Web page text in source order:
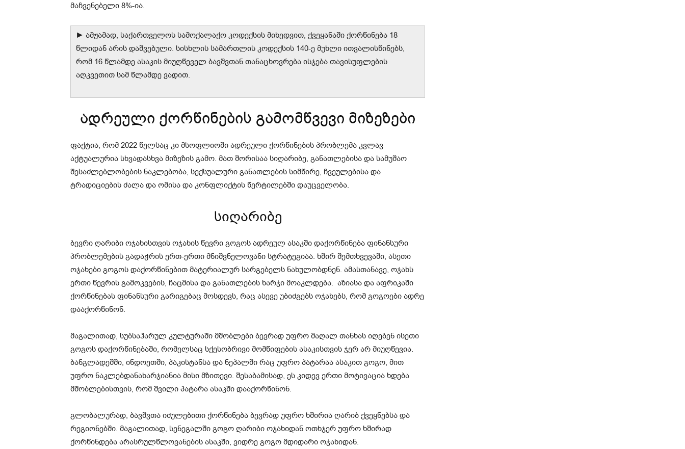
მაჩვენებელი 8%-ია.
► ამჟამად, საქართველოს სამოქალაქო კოდექსის მიხედვით, ქვეყანაში ქორწინება 18
წლიდან არის დაშვებული. სისხლის სამართლის კოდექსის 140-ე მუხლი ითვალისწინებს,
რომ 16 წლამდე ასაკის მიუღწეველ ბავშვთან თანაცხოვრება ისჯება თავისუფლების
აღკვეთით სამ წლამდე ვადით.
ადრეული ქორწინების გამომწვევი მიზეზები
ფაქტია, რომ 2022 წელსაც კი მსოფლიოში ადრეული ქორწინების პრობლემა კვლავ
აქტუალურია სხვადასხვა მიზეზის გამო. მათ შორისაა სიღარიბე, განათლებისა და სამუშაო
შესაძლებლობების ნაკლებობა, სექსუალური განათლების სიმწირე, ჩვეულებისა და
ტრადიციების ძალა და ომისა და კონფლიქტის წერტილებში დაუცველობა.
სიღარიბე
ბევრი ღარიბი ოჯახისთვის ოჯახის წევრი გოგოს ადრეულ ასაკში დაქორწინება ფინანსური
პრობლემების გადაჭრის ერთ-ერთი მნიშვნელოვანი სტრატეგიაა. ხშირ შემთხვევაში, ასეთი
ოჯახები გოგოს დაქორწინებით მატერიალურ სარგებელს ნახულობდნენ. ამასთანავე, ოჯახს
ერთი წევრის გამოკვების, ჩაცმისა და განათლების ხარჯი მოაკლდება. აზიასა და აფრიკაში
ქორწინებას ფინანსური გარიგებაც მოსდევს, რაც ასევე უბიძგებს ოჯახებს, რომ გოგოები ადრე
დააქორწინონ.
მაგალითად, სუბსაჰარულ კულტურაში მშობლები ბევრად უფრო მაღალ თანხას იღებენ ისეთი
გოგოს დაქორწინებაში, რომელსაც სქესობრივი მომწიფების ასაკისთვის ჯერ არ მიუღწევია.
ბანგლადეშში, ინდოეთში, პაკისტანსა და ნეპალში რაც უფრო პატარაა ასაკით გოგო, მით
უფრო ნაკლებდანახარჯიანია მისი მზითევი. შესაბამისად, ეს კიდევ ერთი მოტივაცია ხდება
მშობლებისთვის, რომ შვილი პატარა ასაკში დააქორწინონ.
გლობალურად, ბავშვთა იძულებითი ქორწინება ბევრად უფრო ხშირია ღარიბ ქვეყნებსა და
რეგიონებში. მაგალითად, სენეგალში გოგო ღარიბი ოჯახიდან ოთხჯერ უფრო ხშირად
ქორწინდება არასრულწლოვანების ასაკში, ვიდრე გოგო მდიდარი ოჯახიდან.